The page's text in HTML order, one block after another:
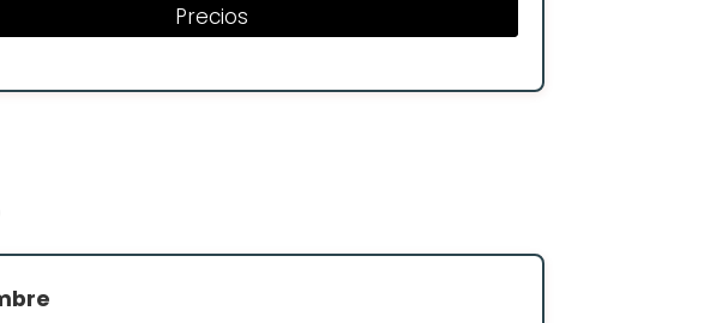
Precios